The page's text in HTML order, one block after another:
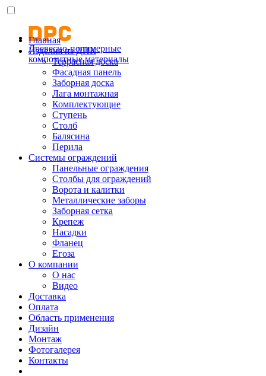
Древесно-полимерные
композитные материалы
Главная
Изделия из ДПК
Террасная доска
Фасадная панель
Заборная доска
Лага монтажная
Комплектующие
Ступень
Столб
Балясина
Перила
Системы ограждений
Панельные ограждения
Столбы для ограждений
Ворота и калитки
Металлические заборы
Заборная сетка
Крепеж
Насадки
Фланец
Егоза
О компании
О нас
Видео
Доставка
Оплата
Область применения
Дизайн
Монтаж
Фотогалерея
Контакты